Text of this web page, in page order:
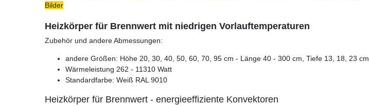
Bilder
Heizkörper für Brennwert mit niedrigen Vorlauftemperaturen
Zubehör und andere Abmessungen:
andere Größen: Höhe 20, 30, 40, 50, 60, 70, 95 cm - Länge 40 - 300 cm, Tiefe 13, 18, 23 cm
Wärmeleistung 262 - 11310 Watt
Standardfarbe: Weiß RAL 9010
Heizkörper für Brennwert - energieeffiziente Konvektoren